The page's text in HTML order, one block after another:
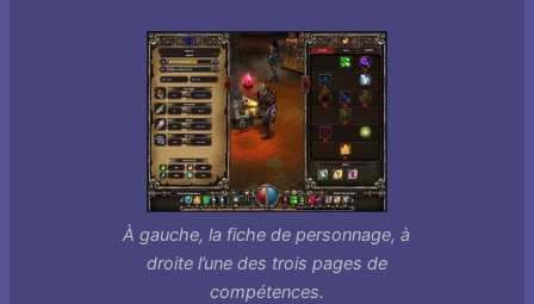
À gauche, la fiche de personnage, à
droite l’une des trois pages de
compétences.